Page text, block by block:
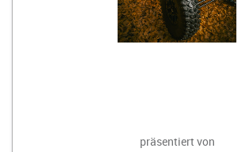
präsentiert von